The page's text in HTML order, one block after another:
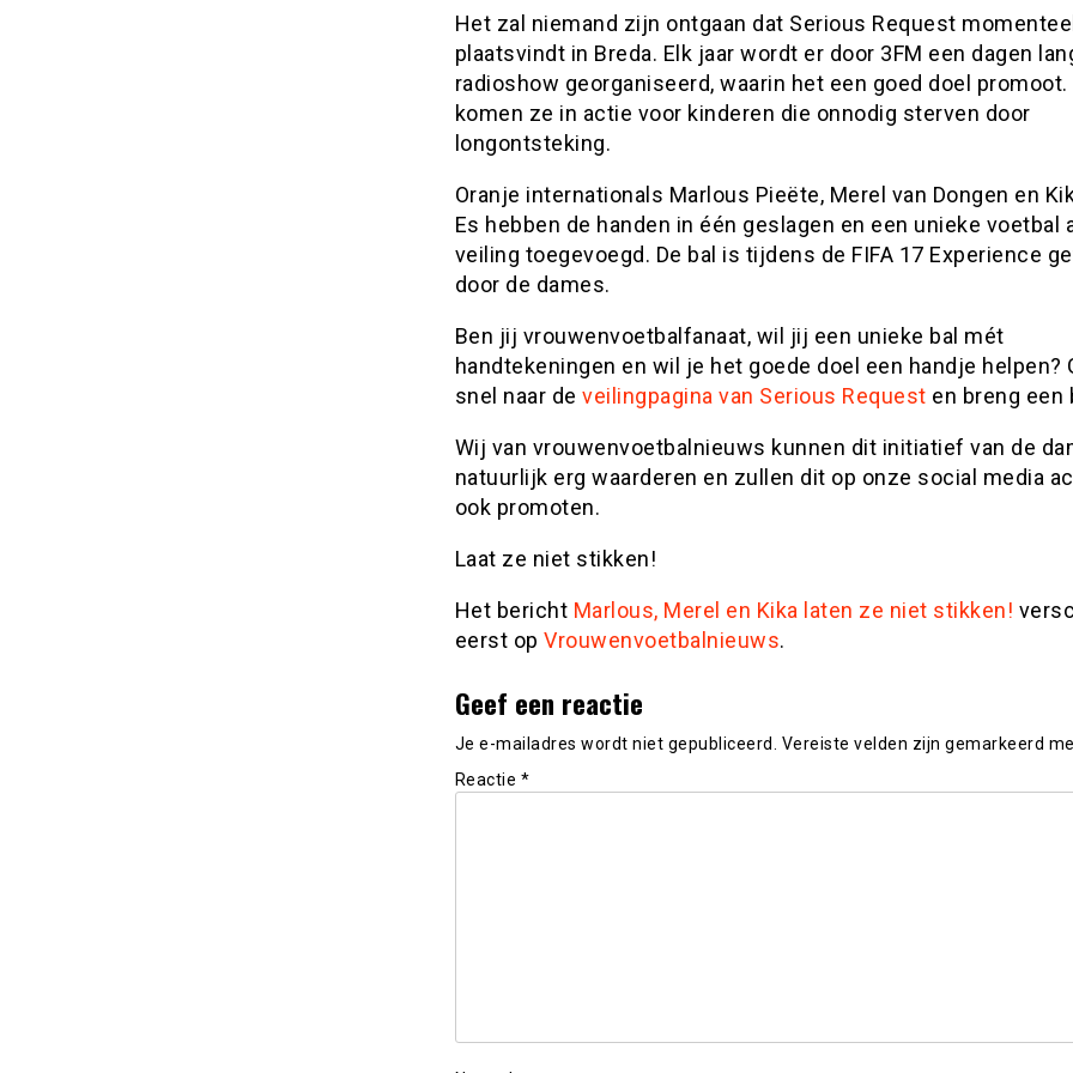
Het zal niemand zijn ontgaan dat Serious Request momenteel
plaatsvindt in Breda. Elk jaar wordt er door 3FM een dagen
radioshow georganiseerd, waarin het een goed doel promoot.
komen ze in actie voor kinderen die onnodig sterven door
longontsteking.
Oranje internationals Marlous Pieëte, Merel van Dongen en
Es hebben de handen in één geslagen en een unieke voetbal
veiling toegevoegd. De bal is tijdens de FIFA 17 Experience
door de dames.
Ben jij vrouwenvoetbalfanaat, wil jij een unieke bal mét
handtekeningen en wil je het goede doel een handje helpen?
snel naar de veilingpagina van Serious Request en breng een
Wij van vrouwenvoetbalnieuws kunnen dit initiatief van de
natuurlijk erg waarderen en zullen dit op onze social media
ook promoten.
Laat ze niet stikken!
Het bericht Marlous, Merel en Kika laten ze niet stikken!
eerst op Vrouwenvoetbalnieuws.
Geef een reactie
Je e-mailadres wordt niet gepubliceerd. Vereiste velden zijn gemarkeerd
Reactie *